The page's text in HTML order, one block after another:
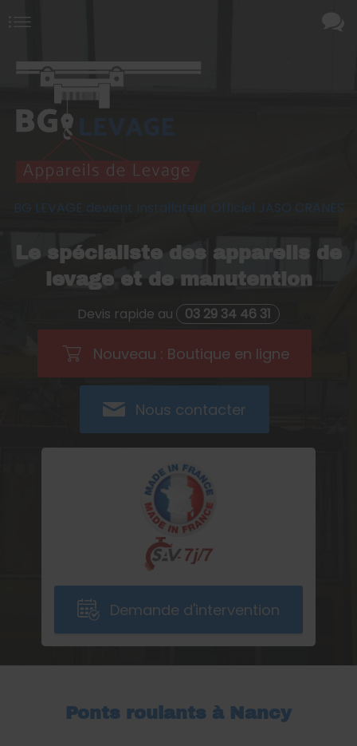
BG LEVAGE devient Installateur Officiel JASO CRANES
Le spécialiste des appareils de
levage et de manutention
Devis rapide au 03 29 34 46 31
Nouveau : Boutique en ligne
Nous contacter
Demande d'intervention
Ponts roulants à Nancy